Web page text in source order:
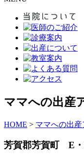
ママへの出産
HOME > ママへの出産
芳賀郡芳賀町 E